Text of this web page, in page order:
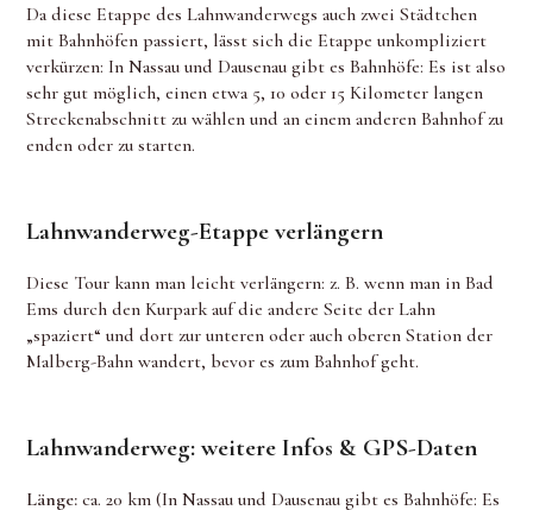
Da diese Etappe des Lahnwanderwegs auch zwei Städtchen
mit Bahnhöfen passiert, lässt sich die Etappe unkompliziert
verkürzen: In Nassau und Dausenau gibt es Bahnhöfe: Es ist also
sehr gut möglich, einen etwa 5, 10 oder 15 Kilometer langen
Streckenabschnitt zu wählen und an einem anderen Bahnhof zu
enden oder zu starten.
Lahnwanderweg-Etappe verlängern
Diese Tour kann man leicht verlängern: z. B. wenn man in Bad
Ems durch den Kurpark auf die andere Seite der Lahn
„spaziert“ und dort zur unteren oder auch oberen Station der
Malberg-Bahn wandert, bevor es zum Bahnhof geht.
Lahnwanderweg: weitere Infos & GPS-Daten
Länge: ca. 20 km (In Nassau und Dausenau gibt es Bahnhöfe: Es